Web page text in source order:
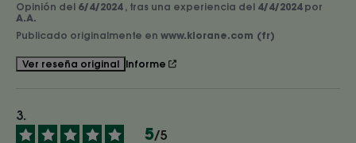
Opinión del 6/4/2024 , tras una experiencia del 4/4/2024 por
A.A.
Publicado originalmente en www.klorane.com (fr)
Ver reseña original Informe
5/5